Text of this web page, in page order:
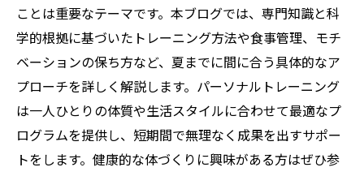
ことは重要なテーマです。本ブログでは、専門知識と科
学的根拠に基づいたトレーニング方法や食事管理、モチ
ベーションの保ち方など、夏までに間に合う具体的なア
プローチを詳しく解説します。パーソナルトレーニング
は一人ひとりの体質や生活スタイルに合わせて最適なプ
ログラムを提供し、短期間で無理なく成果を出すサポー
トをします。健康的な体づくりに興味がある方はぜひ参